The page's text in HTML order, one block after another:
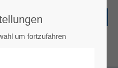
um fortzufahren